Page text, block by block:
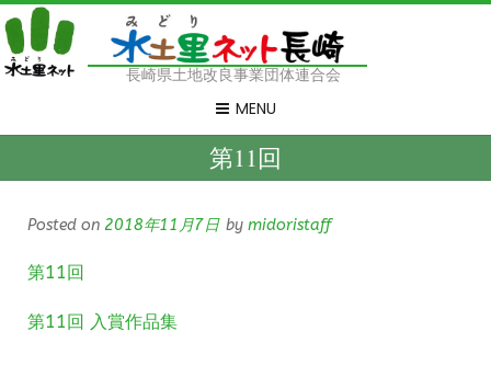
長崎県土地改良事業団体連合会
MENU
第11回
Posted on 2018年11月7日 by midoristaff
第11回
第11回 入賞作品集